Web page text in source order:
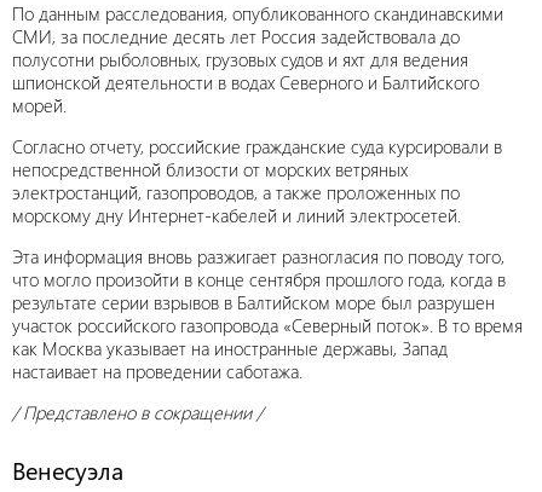
По данным расследования, опубликованного скандинавскими
СМИ, за последние десять лет Россия задействовала до
полусотни рыболовных, грузовых судов и яхт для ведения
шпионской деятельности в водах Северного и Балтийского
морей.
Согласно отчету, российские гражданские суда курсировали в
непосредственной близости от морских ветряных
электростанций, газопроводов, а также проложенных по
морскому дну Интернет-кабелей и линий электросетей.
Эта информация вновь разжигает разногласия по поводу того,
что могло произойти в конце сентября прошлого года, когда в
результате серии взрывов в Балтийском море был разрушен
участок российского газопровода «Северный поток». В то время
как Москва указывает на иностранные державы, Запад
настаивает на проведении саботажа.
/ Представлено в сокращении /
Венесуэла